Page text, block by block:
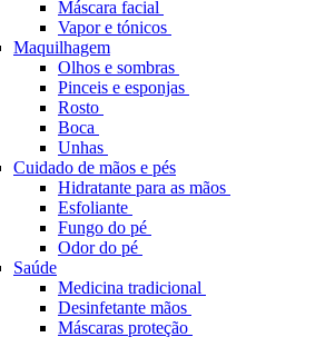
Máscara facial
Vapor e tónicos
Maquilhagem
Olhos e sombras
Pinceis e esponjas
Rosto
Boca
Unhas
Cuidado de mãos e pés
Hidratante para as mãos
Esfoliante
Fungo do pé
Odor do pé
Saúde
Medicina tradicional
Desinfetante mãos
Máscaras proteção